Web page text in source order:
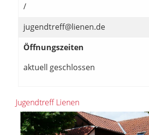
/
jugendtreff@lienen.de
Öffnungszeiten
aktuell geschlossen
Jugendtreff Lienen